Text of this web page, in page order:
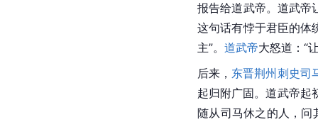
报告给道武帝。道武帝
这句话有悖于君臣的体
主”。 道武帝大怒道：“
后来， 东晋荆州 刺史司
起归附广固。道武帝起
随从司马休之的人，问